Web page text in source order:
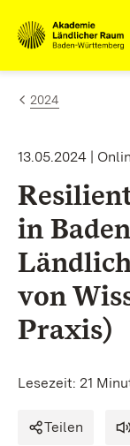
Zum Inhalt
Link zur
2024
13.05.2024 |
in
von
Praxis)
Lesezeit: 21
Teilen